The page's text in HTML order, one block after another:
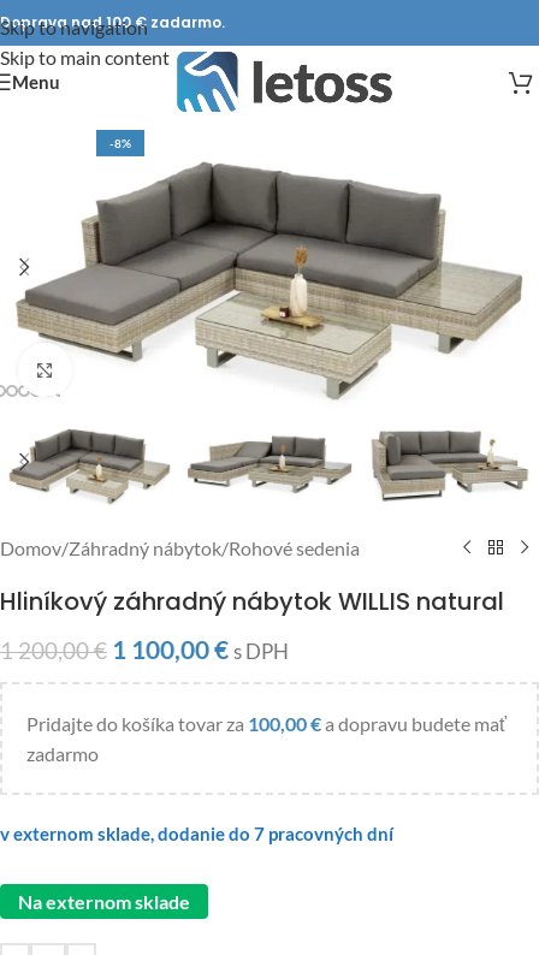
Skip to navigation
Skip to main content
Doprava nad 100 € zadarmo.
Menu
-8%
Click to enlarge
Domov/Záhradný nábytok/Rohové sedenia
Hliníkový záhradný nábytok WILLIS natural
1 200,00€ 1 100,00€ s DPH
Pridajte do košíka tovar za 100,00€a dopravu budete mať
zadarmo
v externom sklade, dodanie do 7 pracovných dní
Na externom sklade